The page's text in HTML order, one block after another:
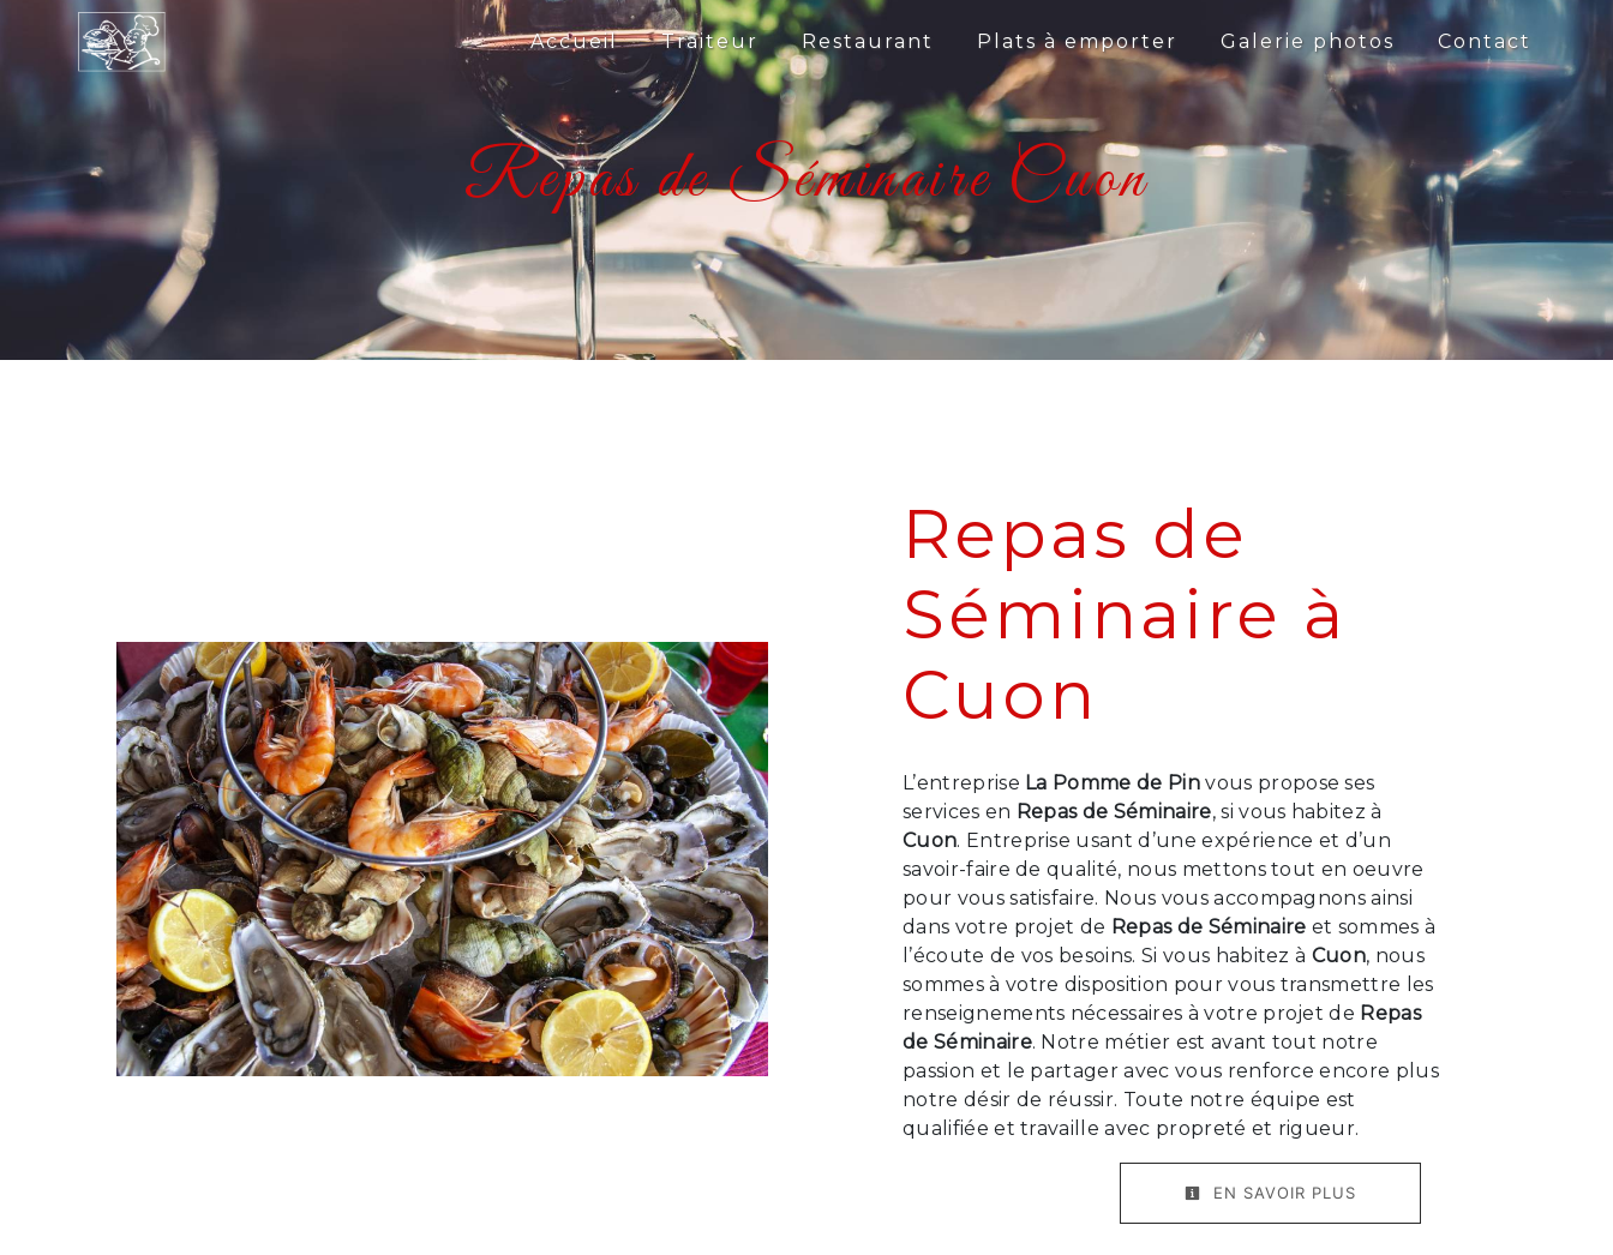
Panneau de gestion des cookies
Accueil Traiteur Restaurant Plats à emporter Galerie photos Contact
Repas de Séminaire Cuon
Repas de
Séminaire à
Cuon
L’entreprise La Pomme de Pinvous propose ses
services en Repas de Séminaire, si vous habitez à
Cuon. Entreprise usant d’une expérience et d’un
savoir-faire de qualité, nous mettons tout en oeuvre
pour vous satisfaire. Nous vous accompagnons ainsi
dans votre projet de Repas de Séminaire et sommes à
l’écoute de vos besoins. Si vous habitez à Cuon, nous
sommes à votre disposition pour vous transmettre les
renseignements nécessaires à votre projet de Repas
de Séminaire. Notre métier est avant tout notre
passion et le partager avec vous renforce encore plus
notre désir de réussir. Toute notre équipe est
qualifiée et travaille avec propreté et rigueur.
EN SAVOIR PLUS